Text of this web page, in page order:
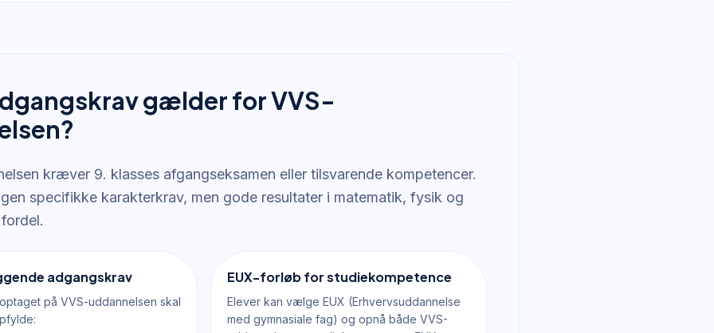
gælder for VVS-
kræver 9. klasses afgangseksamen eller tilsvarende kompetencer.
specifikke karakterkrav, men gode resultater i matematik, fysik og
adgangskrav
på VVS-uddannelsen skal
EUX-forløb for studiekompetence
Elever kan vælge EUX (Erhvervsuddannelse
med gymnasiale fag) og opnå både VVS-